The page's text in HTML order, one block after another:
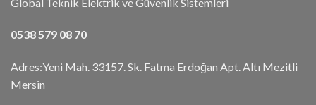
0538 579 08 70
Adres:Yeni Mah. 33157. Sk. Fatma Erdoğan Apt. Altı Mezitli
Mersin